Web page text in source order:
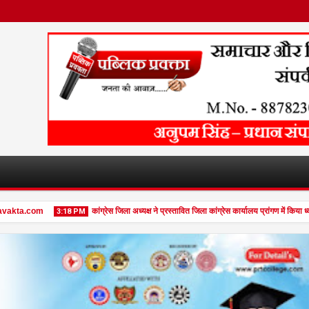
3:18 PM कांग्रेस जिला अध्यक्ष ने प्रस्तावित जिला कांग्रेस कार्यालय प्रांगण में किया